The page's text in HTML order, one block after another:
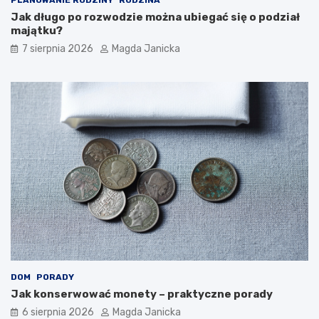
Jak długo po rozwodzie można ubiegać się o podział
majątku?
7 sierpnia 2026 Magda Janicka
DOM PORADY
Jak konserwować monety – praktyczne porady
6 sierpnia 2026 Magda Janicka